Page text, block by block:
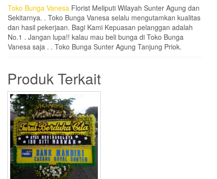
Toko Bunga Vanesa Florist Meliputi Wilayah Sunter Agung dan
Sekitarnya. . Toko Bunga Vanesa selalu mengutamkan kualitas
dan hasil pekerjaan. Bagi Kami Kepuasan pelanggan adalah
No.1 . Jangan lupa!! kalau mau beli bunga di Toko Bunga
Vanesa saja . . Toko Bunga Sunter Agung Tanjung Priok.
Produk Terkait